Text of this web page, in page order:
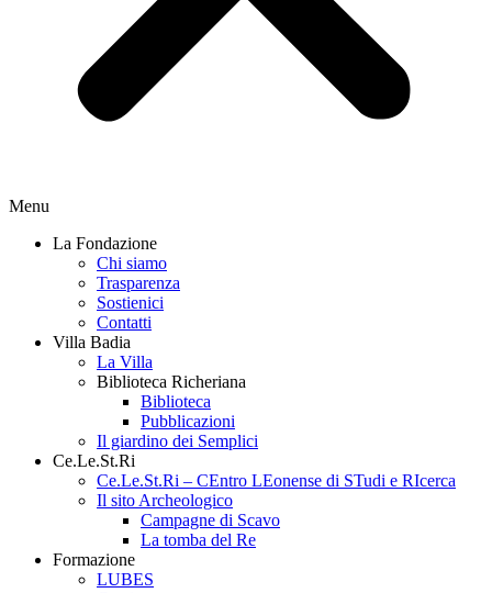
Menu
La Fondazione
Chi siamo
Trasparenza
Sostienici
Contatti
Villa Badia
La Villa
Biblioteca Richeriana
Biblioteca
Pubblicazioni
Il giardino dei Semplici
Ce.Le.St.Ri
Ce.Le.St.Ri – CEntro LEonense di STudi e RIcerca
Il sito Archeologico
Campagne di Scavo
La tomba del Re
Formazione
LUBES